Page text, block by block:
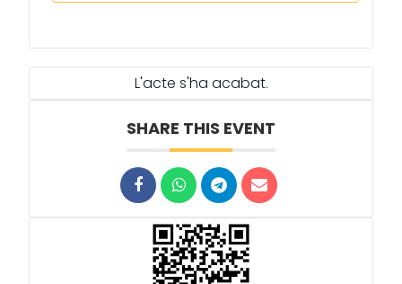
L'acte s'ha acabat.
SHARE THIS EVENT